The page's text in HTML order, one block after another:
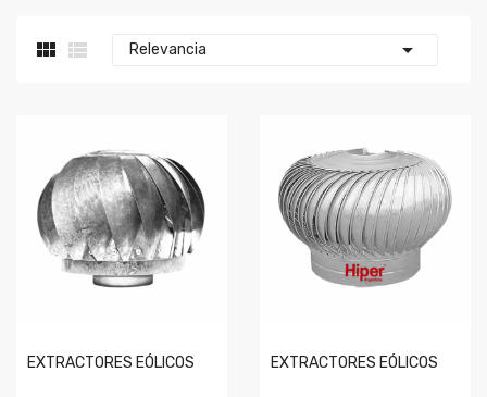
  Relevancia 
EXTRACTORES EÓLICOS EXTRACTORES EÓLICOS